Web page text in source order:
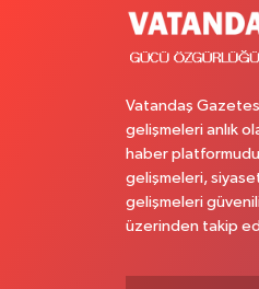
Vatandaş
gelişmeleri anlık
haber
gelişmeleri,
gelişmeleri
üzerinden takip